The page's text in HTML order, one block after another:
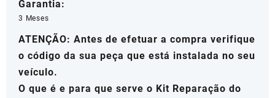
Garantia:
3 Meses
ATENÇÃO: Antes de efetuar a compra verifique
o código da sua peça que está instalada no seu
veículo.
O que é e para que serve o Kit Reparação do